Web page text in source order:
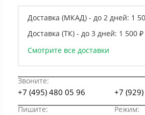
Доставка (МКАД) - до 2 дней: 1
Доставка (ТК) - до 3 дней: 1 500 ₽
Смотрите все доставки
Звоните:
+7 (495) 480 05 96 +7
Пишите: Режим: